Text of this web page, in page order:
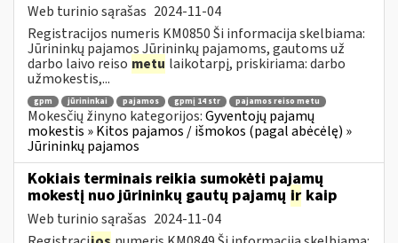
Web turinio sąrašas 2024-11-04
Registracijos numeris KM0850 Ši informacija skelbiama:
Jūrininkų pajamos Jūrininkų pajamoms, gautoms už
darbo laivo reiso metu laikotarpį, priskiriama: darbo
užmokestis,...
gpm jūrininkai pajamos gpmį 14 str pajamos reiso metu
Mokesčių žinyno kategorijos:Gyventojų pajamų
mokestis » Kitos pajamos / išmokos (pagal abėcėlę) »
Jūrininkų pajamos
Kokiais terminais reikia sumokėti pajamų
mokestį nuo jūrininkų gautų pajamų ir kaip
Web turinio sąrašas 2024-11-04